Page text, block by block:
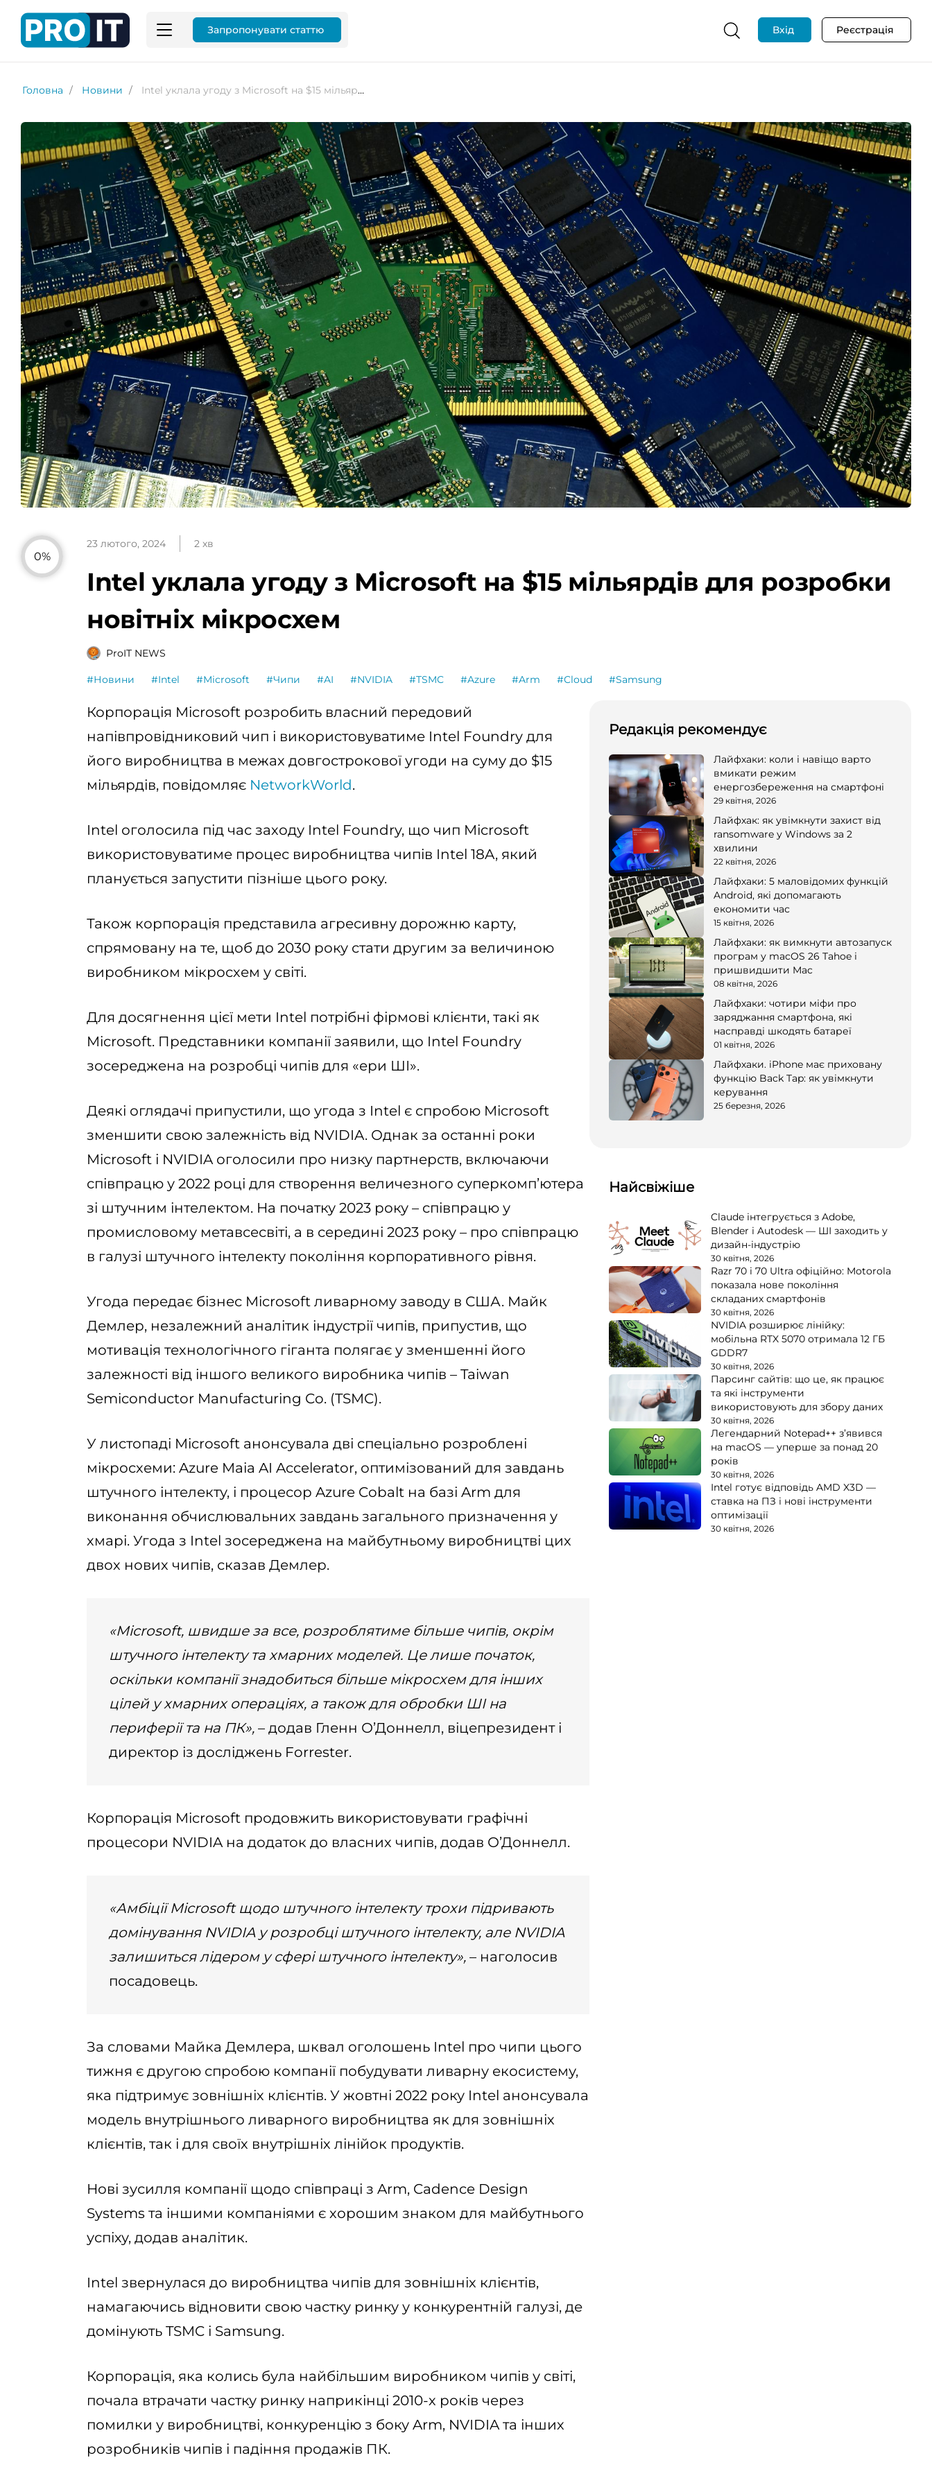
Запропонувати статтю Вхід Реєстрація
Головна Новини Intel уклала угоду з Microsoft на $15 мільярдів для розробки новітніх мікросхем
0%
23 лютого, 2024 2 хв
Intel уклала угоду з Microsoft на $15 мільярдів для розробки
новітніх мікросхем
ProIT NEWS
#Новини #Intel #Microsoft #Чипи #AI #NVIDIA #TSMC #Azure #Arm #Cloud #Samsung
Корпорація Microsoft розробить власний передовий
напівпровідниковий чип і використовуватиме Intel Foundry для
його виробництва в межах довгострокової угоди на суму до $15
мільярдів, повідомляє NetworkWorld.
Intel оголосила під час заходу Intel Foundry, що чип Microsoft
використовуватиме процес виробництва чипів Intel 18A, який
планується запустити пізніше цього року.
Також корпорація представила агресивну дорожню карту,
спрямовану на те, щоб до 2030 року стати другим за величиною
виробником мікросхем у світі.
Для досягнення цієї мети Intel потрібні фірмові клієнти, такі як
Microsoft. Представники компанії заявили, що Intel Foundry
зосереджена на розробці чипів для «ери ШІ».
Деякі оглядачі припустили, що угода з Intel є спробою Microsoft
зменшити свою залежність від NVIDIA. Однак за останні роки
Microsoft і NVIDIA оголосили про низку партнерств, включаючи
співпрацю у 2022 році для створення величезного суперкомп’ютера
зі штучним інтелектом. На початку 2023 року – співпрацю у
промисловому метавсесвіті, а в середині 2023 року – про співпрацю
в галузі штучного інтелекту покоління корпоративного рівня.
Угода передає бізнес Microsoft ливарному заводу в США. Майк
Демлер, незалежний аналітик індустрії чипів, припустив, що
мотивація технологічного гіганта полягає у зменшенні його
залежності від іншого великого виробника чипів – Taiwan
Semiconductor Manufacturing Co. (TSMC).
У листопаді Microsoft анонсувала дві спеціально розроблені
мікросхеми: Azure Maia AI Accelerator, оптимізований для завдань
штучного інтелекту, і процесор Azure Cobalt на базі Arm для
виконання обчислювальних завдань загального призначення у
хмарі. Угода з Intel зосереджена на майбутньому виробництві цих
двох нових чипів, сказав Демлер.
«Microsoft, швидше за все, розроблятиме більше чипів, окрім
штучного інтелекту та хмарних моделей. Це лише початок,
оскільки компанії знадобиться більше мікросхем для інших
цілей у хмарних операціях, а також для обробки ШІ на
периферії та на ПК», – додав Гленн О’Доннелл, віцепрезидент і
директор із досліджень Forrester.
Корпорація Microsoft продовжить використовувати графічні
процесори NVIDIA на додаток до власних чипів, додав О’Доннелл.
«Амбіції Microsoft щодо штучного інтелекту трохи підривають
домінування NVIDIA у розробці штучного інтелекту, але NVIDIA
залишиться лідером у сфері штучного інтелекту», – наголосив
посадовець.
За словами Майка Демлера, шквал оголошень Intel про чипи цього
тижня є другою спробою компанії побудувати ливарну екосистему,
яка підтримує зовнішніх клієнтів. У жовтні 2022 року Intel анонсувала
модель внутрішнього ливарного виробництва як для зовнішніх
клієнтів, так і для своїх внутрішніх лінійок продуктів.
Нові зусилля компанії щодо співпраці з Arm, Cadence Design
Systems та іншими компаніями є хорошим знаком для майбутнього
успіху, додав аналітик.
Intel звернулася до виробництва чипів для зовнішніх клієнтів,
намагаючись відновити свою частку ринку у конкурентній галузі, де
домінують TSMC і Samsung.
Корпорація, яка колись була найбільшим виробником чипів у світі,
почала втрачати частку ринку наприкінці 2010-х років через
помилки у виробництві, конкуренцію з боку Arm, NVIDIA та інших
розробників чипів і падіння продажів ПК.
Редакція рекомендує
Лайфхаки: коли і навіщо варто
вмикати режим
енергозбереження на смартфоні
29 квітня, 2026
Лайфхак: як увімкнути захист від
ransomware у Windows за 2
хвилини
22 квітня, 2026
Лайфхаки: 5 маловідомих функцій
Android, які допомагають
економити час
15 квітня, 2026
Лайфхаки: як вимкнути автозапуск
програм у macOS 26 Tahoe і
пришвидшити Mac
08 квітня, 2026
Лайфхаки: чотири міфи про
заряджання смартфона, які
насправді шкодять батареї
01 квітня, 2026
Лайфхаки. iPhone має приховану
функцію Back Tap: як увімкнути
керування
25 березня, 2026
Найсвіжіше
Claude інтегрується з Adobe,
Blender і Autodesk — ШІ заходить у
дизайн-індустрію
30 квітня, 2026
Razr 70 і 70 Ultra офіційно: Motorola
показала нове покоління
складаних смартфонів
30 квітня, 2026
NVIDIA розширює лінійку:
мобільна RTX 5070 отримала 12 ГБ
GDDR7
30 квітня, 2026
Парсинг сайтів: що це, як працює
та які інструменти
використовують для збору даних
30 квітня, 2026
Легендарний Notepad++ з’явився
на macOS — уперше за понад 20
років
30 квітня, 2026
Intel готує відповідь AMD X3D —
ставка на ПЗ і нові інструменти
оптимізації
30 квітня, 2026